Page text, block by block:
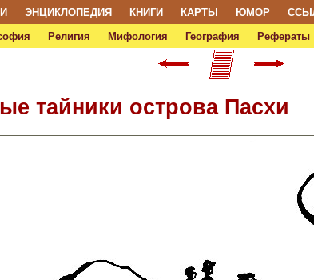
ЭНЦИКЛОПЕДИЯ КНИГИ КАРТЫ ЮМОР
Религия Мифология География Рефераты
тайники острова Пасхи